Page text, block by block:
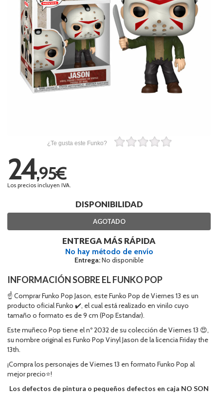
¿Te gusta este Funko?
24,95€
Los precios incluyen IVA.
DISPONIBILIDAD
AGOTADO
ENTREGA MÁS RÁPIDA
No hay método de envío
Entrega:No disponible
INFORMACIÓN SOBRE EL FUNKO POP
☝ Comprar Funko Pop Jason, este Funko Pop de Viernes 13 es un
producto oficial Funko ✔️, el cual está realizado en vinilo cuyo
tamaño o formato es de 9 cm (Pop Estandar).
Este muñeco Pop tiene el nº 2032 de su colección de Viernes 13 😍,
su nombre original es Funko Pop Vinyl Jason de la licencia Friday the
13th.
¡Compra los personajes de Viernes 13 en formato Funko Pop al
mejor precio⭐!
Los defectos de pintura o pequeños defectos en caja NO SON